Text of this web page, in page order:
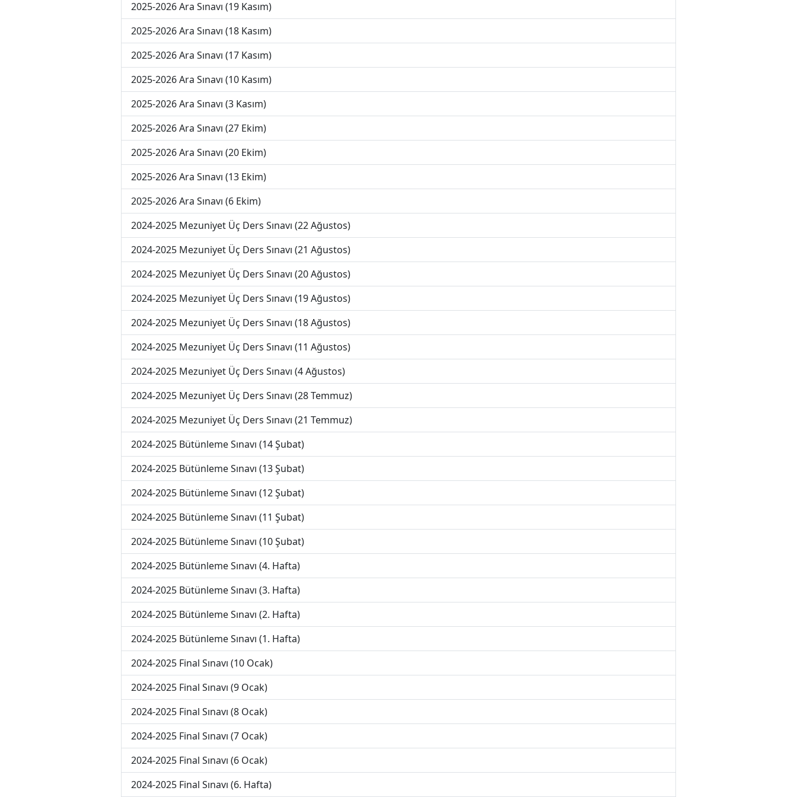
2025-2026 Ara Sınavı (19 Kasım)
2025-2026 Ara Sınavı (18 Kasım)
2025-2026 Ara Sınavı (17 Kasım)
2025-2026 Ara Sınavı (10 Kasım)
2025-2026 Ara Sınavı (3 Kasım)
2025-2026 Ara Sınavı (27 Ekim)
2025-2026 Ara Sınavı (20 Ekim)
2025-2026 Ara Sınavı (13 Ekim)
2025-2026 Ara Sınavı (6 Ekim)
2024-2025 Mezuniyet Üç Ders Sınavı (22 Ağustos)
2024-2025 Mezuniyet Üç Ders Sınavı (21 Ağustos)
2024-2025 Mezuniyet Üç Ders Sınavı (20 Ağustos)
2024-2025 Mezuniyet Üç Ders Sınavı (19 Ağustos)
2024-2025 Mezuniyet Üç Ders Sınavı (18 Ağustos)
2024-2025 Mezuniyet Üç Ders Sınavı (11 Ağustos)
2024-2025 Mezuniyet Üç Ders Sınavı (4 Ağustos)
2024-2025 Mezuniyet Üç Ders Sınavı (28 Temmuz)
2024-2025 Mezuniyet Üç Ders Sınavı (21 Temmuz)
2024-2025 Bütünleme Sınavı (14 Şubat)
2024-2025 Bütünleme Sınavı (13 Şubat)
2024-2025 Bütünleme Sınavı (12 Şubat)
2024-2025 Bütünleme Sınavı (11 Şubat)
2024-2025 Bütünleme Sınavı (10 Şubat)
2024-2025 Bütünleme Sınavı (4. Hafta)
2024-2025 Bütünleme Sınavı (3. Hafta)
2024-2025 Bütünleme Sınavı (2. Hafta)
2024-2025 Bütünleme Sınavı (1. Hafta)
2024-2025 Final Sınavı (10 Ocak)
2024-2025 Final Sınavı (9 Ocak)
2024-2025 Final Sınavı (8 Ocak)
2024-2025 Final Sınavı (7 Ocak)
2024-2025 Final Sınavı (6 Ocak)
2024-2025 Final Sınavı (6. Hafta)